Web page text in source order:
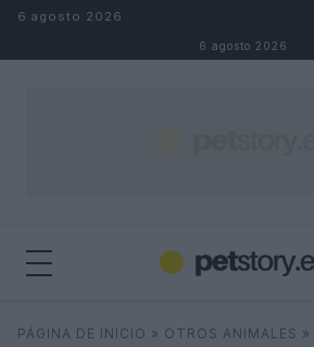
Saltar al contenido
6 agosto 2026
6 agosto 2026
Buscar
PÁGINA DE INICIO » OTROS ANIMALES »